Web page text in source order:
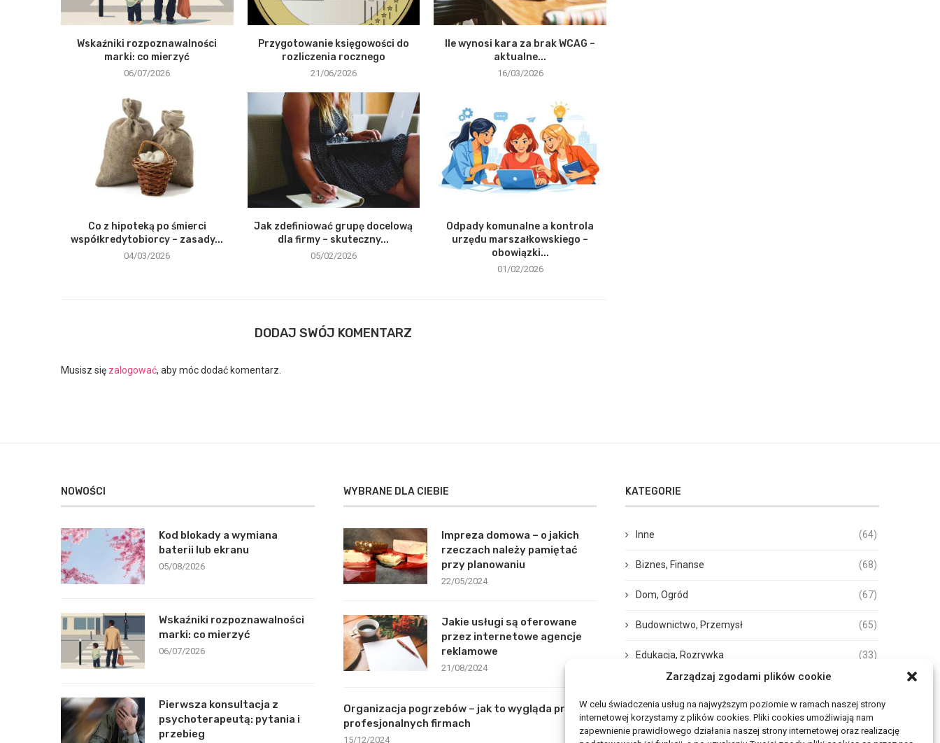
Zarządzaj zgodami plików cookie
W celu świadczenia usług na najwyższym poziomie w ramach naszej strony
internetowej korzystamy z plików cookies. Pliki cookies umożliwiają nam
zapewnienie prawidłowego działania naszej strony internetowej oraz realizację
Wskaźniki rozpoznawalności
marki: co mierzyć
06/07/2026
Przygotowanie księgowości do
rozliczenia rocznego
21/06/2026
Ile wynosi kara za brak WCAG –
aktualne...
16/03/2026
Co z hipoteką po śmierci
współkredytobiorcy – zasady...
04/03/2026
Jak zdefiniować grupę docelową
dla firmy – skuteczny...
05/02/2026
Odpady komunalne a kontrola
urzędu marszałkowskiego –
obowiązki...
01/02/2026
DODAJ SWÓJ KOMENTARZ
Musisz się zalogować, aby móc dodać komentarz.
NOWOŚCI
Kod blokady a wymiana
baterii lub ekranu
05/08/2026
Wskaźniki rozpoznawalności
marki: co mierzyć
06/07/2026
Pierwsza konsultacja z
psychoterapeutą: pytania i
przebieg
WYBRANE DLA CIEBIE
Impreza domowa – o jakich
rzeczach należy pamiętać
przy planowaniu
22/05/2024
Jakie usługi są oferowane
przez internetowe agencje
reklamowe
21/08/2024
Organizacja pogrzebów – jak to wygląda przy
profesjonalnych firmach
15/12/2024
KATEGORIE
Inne (64)
Biznes, Finanse (68)
Dom, Ogród (67)
Budownictwo, Przemysł (65)
Edukacja, Rozrywka (33)
Zdrowie, Medycyna
Moda, Uroda (17)